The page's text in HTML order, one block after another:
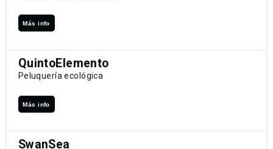
Más info
QuintoElemento
Peluquería ecológica
Más info
SwanSea